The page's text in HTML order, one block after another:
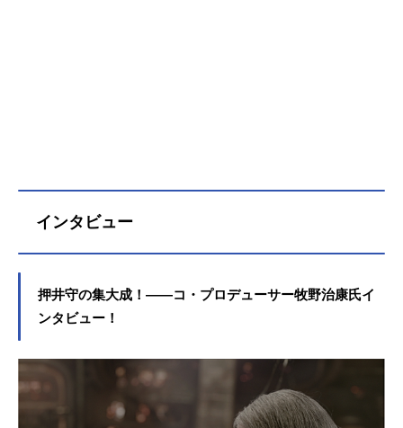
インタビュー
押井守の集大成！――コ・プロデューサー牧野治康氏イ
ンタビュー！